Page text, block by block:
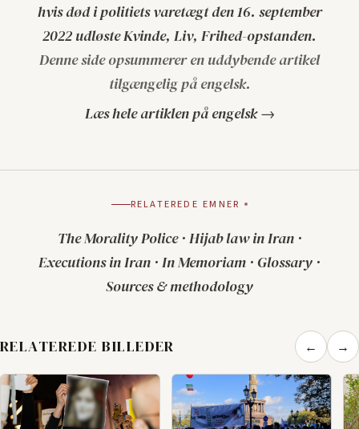
hvis død i politiets varetægt den 16. september
2022 udløste Kvinde, Liv, Frihed-opstanden.
Denne side opsummerer en uddybende artikel
tilgængelig på engelsk.
Læs hele artiklen på engelsk →
RELATEREDE EMNER
The Morality Police· Hijab law in Iran·
Executions in Iran · In Memoriam · Glossary ·
Sources & methodology
RELATEREDE BILLEDER ← →